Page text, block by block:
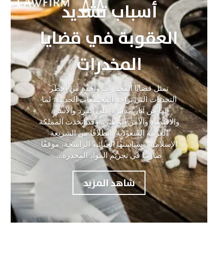
أسباب تشديد
العقوبة في قضايا
المخدرات
تمثل قضايا المخدرات واحدة من أخطر
التحديات التي تواجه المجتمعات الحديثة، لما
لها من آثار مدمرة على الفرد والأسرة
والاقتصاد والأمن الوطني. وقد اتخذت المملكة
العربية السعودية، انطلاقًا من الشريعة
الإسلامية وسياستها الجنائية الراسخة، موقفًا
صارمًا في تجريم المواد المخدرة...
شاهد المزيد